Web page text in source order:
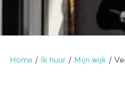
Home Ik huur Mijn wijk